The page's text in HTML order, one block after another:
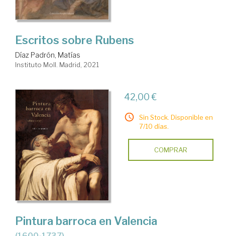
Escritos sobre Rubens
Díaz Padrón, Matías
Instituto Moll. Madrid, 2021
42,00 €
Sin Stock. Disponible en
7/10 días.
COMPRAR
Pintura barroca en Valencia